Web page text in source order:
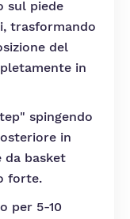
sul piede
trasformando
del
in
spingendo
in
da basket
forte.
per 5-10